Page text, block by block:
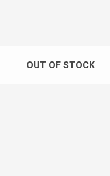
OUT OF STOCK